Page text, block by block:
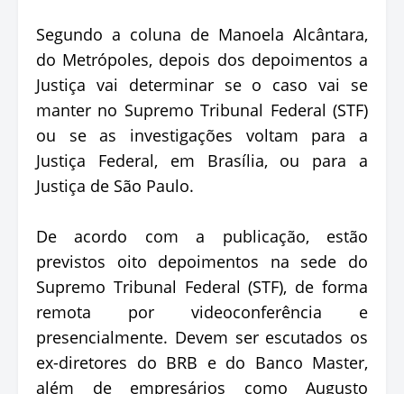
Segundo a coluna de Manoela Alcântara,
do Metrópoles, depois dos depoimentos a
Justiça vai determinar se o caso vai se
manter no Supremo Tribunal Federal (STF)
ou se as investigações voltam para a
Justiça Federal, em Brasília, ou para a
Justiça de São Paulo.
De acordo com a publicação, estão
previstos oito depoimentos na sede do
Supremo Tribunal Federal (STF), de forma
remota por videoconferência e
presencialmente. Devem ser escutados os
ex-diretores do BRB e do Banco Master,
além de empresários como Augusto